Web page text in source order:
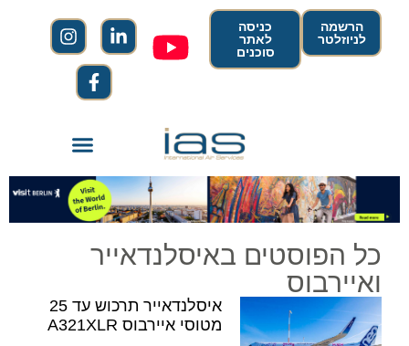
הרשמה
לניוזלטר
כניסה
לאתר
סוכנים
כל הפוסטים באיסלנדאייר
ואיירבוס
איסלנדאייר תרכוש עד 25
מטוסי איירבוס A321XLR